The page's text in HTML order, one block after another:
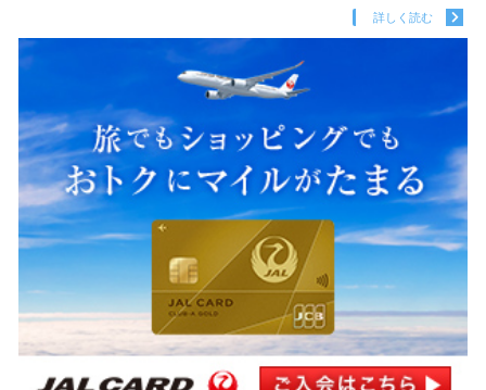
詳しく読む